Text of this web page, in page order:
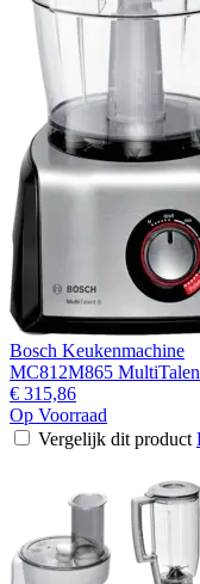
Bosch Keukenmachine
MC812M865
€ 315,86
Op Voorraad
Vergelijk dit product